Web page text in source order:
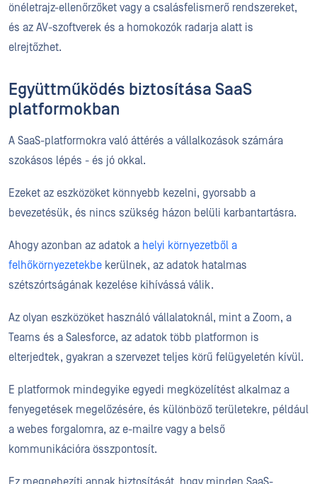
önéletrajz-ellenőrzőket vagy a csalásfelismerő rendszereket,
és az AV-szoftverek és a homokozók radarja alatt is
elrejtőzhet.
Együttműködés biztosítása SaaS
platformokban
A SaaS-platformokra való áttérés a vállalkozások számára
szokásos lépés - és jó okkal.
Ezeket az eszközöket könnyebb kezelni, gyorsabb a
bevezetésük, és nincs szükség házon belüli karbantartásra.
Ahogy azonban az adatok a helyi környezetből a
felhőkörnyezetekbe kerülnek, az adatok hatalmas
szétszórtságának kezelése kihívássá válik.
Az olyan eszközöket használó vállalatoknál, mint a Zoom, a
Teams és a Salesforce, az adatok több platformon is
elterjedtek, gyakran a szervezet teljes körű felügyeletén kívül.
E platformok mindegyike egyedi megközelítést alkalmaz a
fenyegetések megelőzésére, és különböző területekre, például
a webes forgalomra, az e-mailre vagy a belső
kommunikációra összpontosít.